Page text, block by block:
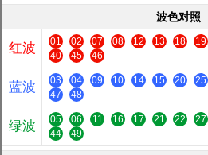
波色对照
红波 01 02 07 08 12 13 18 19
40
45 46
蓝波 03 04 09 10 14 15 20 25
47
48
绿波 05 06 11 16 17 21 22 27
44
49